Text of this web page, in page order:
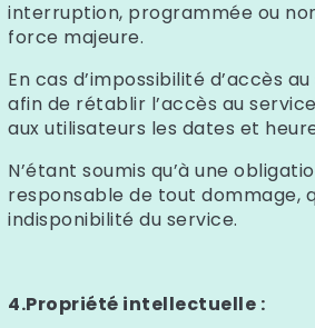
interruption, programmée ou
force majeure.
En cas d’impossibilité d’accès
afin de rétablir l’accès au
aux utilisateurs les dates et
N’étant soumis qu’à une
responsable de tout dommage,
indisponibilité du service.
4.Propriété intellectuelle :